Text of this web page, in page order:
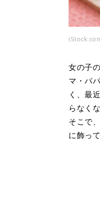
女の子
マ・パ
く、最
らなく
そこで
に飾っ